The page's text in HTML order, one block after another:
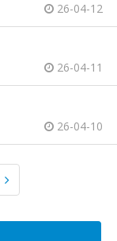
26-04-12
26-04-11
26-04-10